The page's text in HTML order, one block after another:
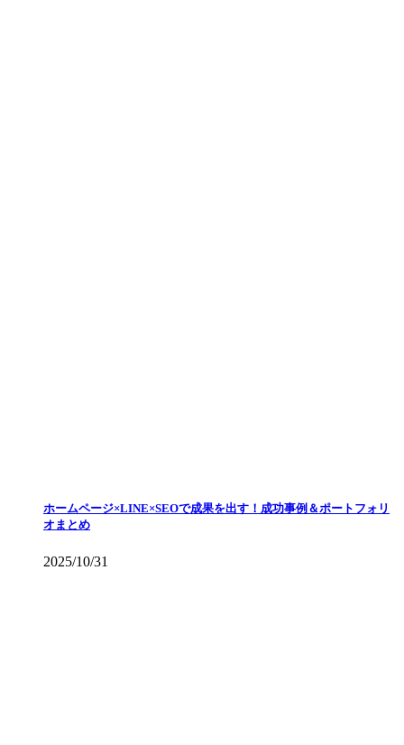
ホームページ×LINE×SEOで成果を出す！成功事例＆ポートフォリ
オまとめ
2025/10/31